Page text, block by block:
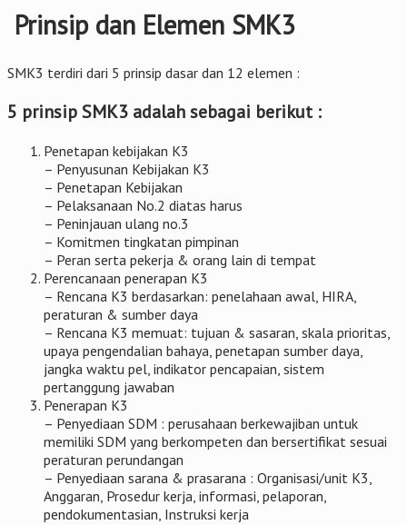
Prinsip dan Elemen SMK3
SMK3 terdiri dari 5 prinsip dasar dan 12 elemen :
5 prinsip SMK3 adalah sebagai berikut :
Penetapan kebijakan K3
– Penyusunan Kebijakan K3
– Penetapan Kebijakan
– Pelaksanaan No.2 diatas harus
– Peninjauan ulang no.3
– Komitmen tingkatan pimpinan
– Peran serta pekerja & orang lain di tempat
Perencanaan penerapan K3
– Rencana K3 berdasarkan: penelahaan awal, HIRA,
peraturan & sumber daya
– Rencana K3 memuat: tujuan & sasaran, skala prioritas,
upaya pengendalian bahaya, penetapan sumber daya,
jangka waktu pel, indikator pencapaian, sistem
pertanggung jawaban
Penerapan K3
– Penyediaan SDM : perusahaan berkewajiban untuk
memiliki SDM yang berkompeten dan bersertifikat sesuai
peraturan perundangan
– Penyediaan sarana & prasarana : Organisasi/unit K3,
Anggaran, Prosedur kerja, informasi, pelaporan,
pendokumentasian, Instruksi kerja